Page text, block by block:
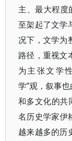
主、最大程度
至架起了文学
况下，文学为
路径，重视文
为主张文学
学”观，叙事
和多文化的共
名历史学家伊
越来越多的历